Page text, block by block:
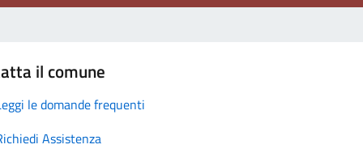
il comune
le domande frequenti
Assistenza